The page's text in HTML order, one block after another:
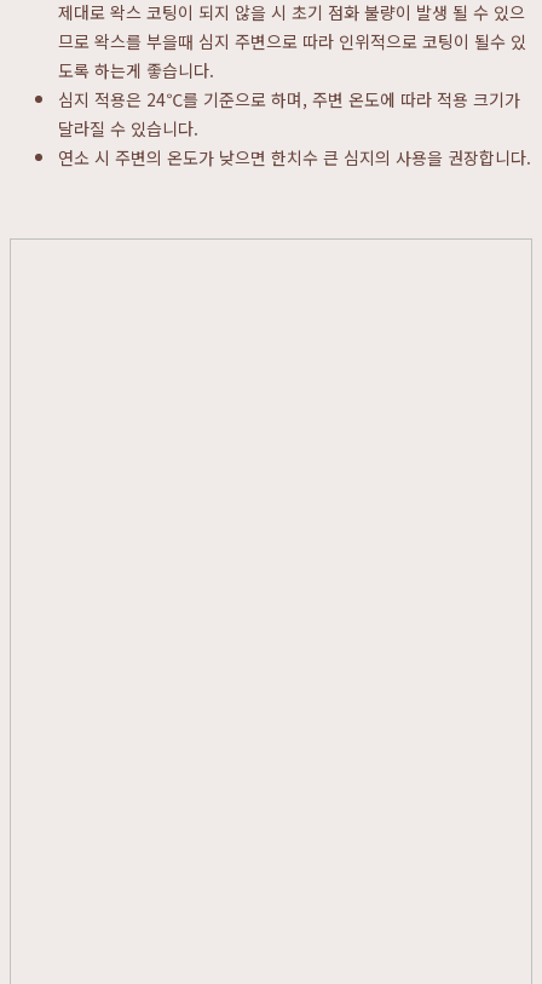
제대로 왁스 코팅이 되지 않을 시 초기 점화 불량이 발생 될 수 있으
므로 왁스를 부을때 심지 주변으로 따라 인위적으로 코팅이 될수 있
도록 하는게 좋습니다.
심지 적용은 24℃를 기준으로 하며, 주변 온도에 따라 적용 크기가
달라질 수 있습니다.
연소 시 주변의 온도가 낮으면 한치수 큰 심지의 사용을 권장합니다.